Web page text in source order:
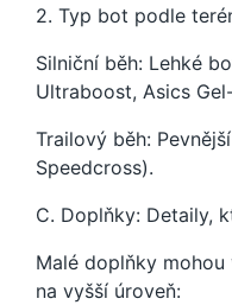
2. Typ bot podle
Silniční běh: Lehké
Ultraboost, Asics
Trailový běh:
Speedcross).
C. Doplňky: Detaily,
Malé doplňky
na vyšší úroveň: